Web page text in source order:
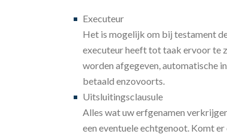
Executeur
Het is mogelijk om bij testament
executeur heeft tot taak ervoor te
worden afgegeven, automatische
betaald enzovoorts.
Uitsluitingsclausule
Alles wat uw erfgenamen
een eventuele echtgenoot. Komt